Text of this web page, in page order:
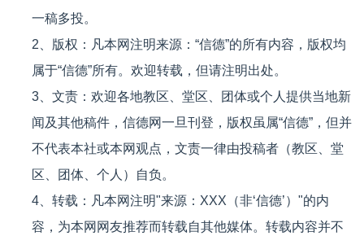
一稿多投。
2、版权：凡本网注明来源：“信德”的所有内容，版权均
属于“信德”所有。欢迎转载，但请注明出处。
3、文责：欢迎各地教区、堂区、团体或个人提供当地新
闻及其他稿件，信德网一旦刊登，版权虽属“信德”，但并
不代表本社或本网观点，文责一律由投稿者（教区、堂
区、团体、个人）自负。
4、转载：凡本网注明"来源：XXX（非‘信德’）"的内
容，为本网网友推荐而转载自其他媒体。转载内容并不